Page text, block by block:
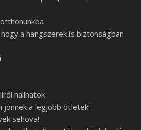
a hangszerek is biztonságban
hallhatok
jönnek a legjobb ötletek!
sehova!